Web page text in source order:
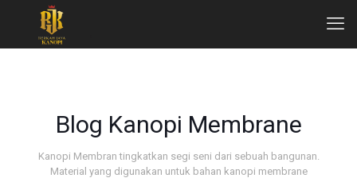
Blog Kanopi Membrane
Kanopi Membran tingkatkan segi seni dari sebuah bangunan.
Material yang digunakan untuk bahan kanopi membrane